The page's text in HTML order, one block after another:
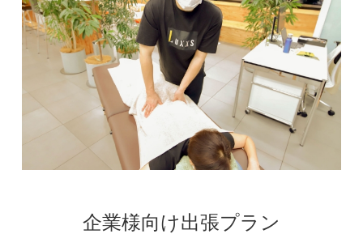
企業様向け出張プラン